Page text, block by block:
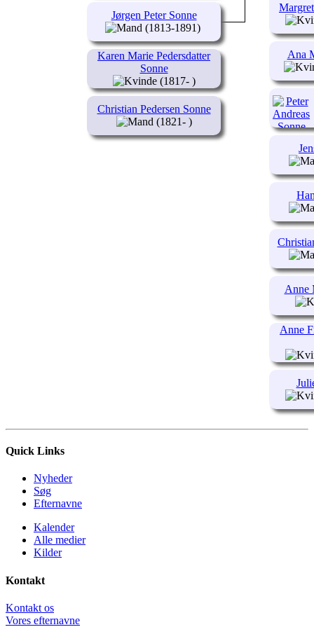
Karen Marie Pedersdatter
Sonne
(1817- )
Christian Pedersen Sonne
(1821- )
Jørgen Peter Sonne
(1813-1891)
Ana
Anne
Anne
Quick Links
Nyheder
Søg
Efternavne
Kalender
Alle medier
Kilder
Kontakt
Kontakt os
Vores efternavne